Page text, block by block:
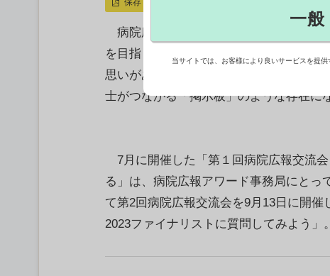
保存
病院広報の事例を広く集めて共有し、
を目指します－。こんな思いから始めた
思いがあります。一人や少人数で広報を
士がつながる「掲示板」のような存在に
7月に開催した「第１回病院広報交流
る」は、病院広報アワード事務局にとっ
て第2回病院広報交流会を9月13日に開
2023ファイナリストに質問してみよう」
一般
当サイトでは、お客様により良いサービスを提